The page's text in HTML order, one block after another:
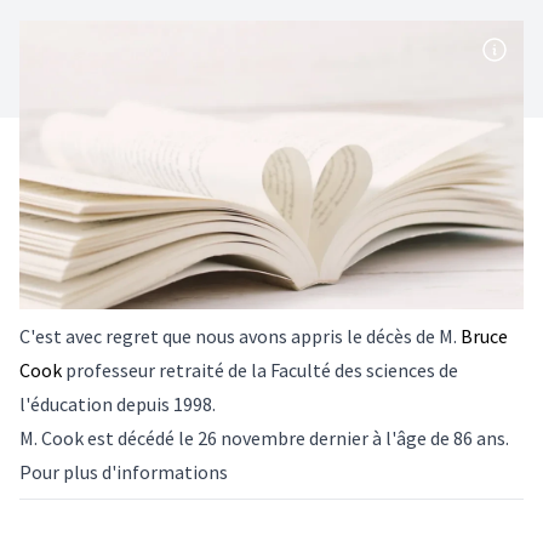
C'est avec regret que nous avons appris le décès de M. Bruce
Cook professeur retraité de la Faculté des sciences de
l'éducation depuis 1998.
M. Cook est décédé le 26 novembre dernier à l'âge de 86 ans.
Pour plus d'informations